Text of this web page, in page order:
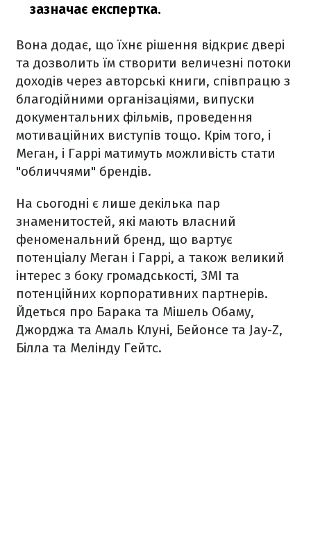
зазначає експертка.
Вона додає, що їхнє рішення відкриє двері
та дозволить їм створити величезні потоки
доходів через авторські книги, співпрацю з
благодійними організаціями, випуски
документальних фільмів, проведення
мотиваційних виступів тощо. Крім того, і
Меган, і Гаррі матимуть можливість стати
"обличчями" брендів.
На сьогодні є лише декілька пар
знаменитостей, які мають власний
феноменальний бренд, що вартує
потенціалу Меган і Гаррі, а також великий
інтерес з боку громадськості, ЗМІ та
потенційних корпоративних партнерів.
Йдеться про Барака та Мішель Обаму,
Джорджа та Амаль Клуні, Бейонсе та Jay-Z,
Білла та Мелінду Гейтс.